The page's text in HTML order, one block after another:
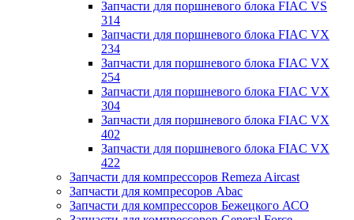
Запчасти для поршневого блока FIAC VS
314
Запчасти для поршневого блока FIAC VX
234
Запчасти для поршневого блока FIAC VX
254
Запчасти для поршневого блока FIAC VX
304
Запчасти для поршневого блока FIAC VX
402
Запчасти для поршневого блока FIAC VX
422
Запчасти для компрессоров Remeza Aircast
Запчасти для компресоров Abac
Запчасти для компрессоров Бежецкого АСО